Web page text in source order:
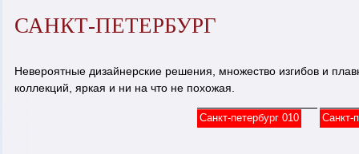
САНКТ-ПЕТЕРБУРГ
Невероятные дизайнерские решения, множество изгибов и
коллекций, яркая и ни на что не похожая.
Санкт-петербург 010 Санкт-